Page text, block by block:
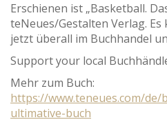
Erschienen ist „Basketball.
teNeues/Gestalten Verlag.
jetzt überall im Buchhandel
Support your local
Mehr zum Buch:
https://www.teneues.com/
ultimative-buch